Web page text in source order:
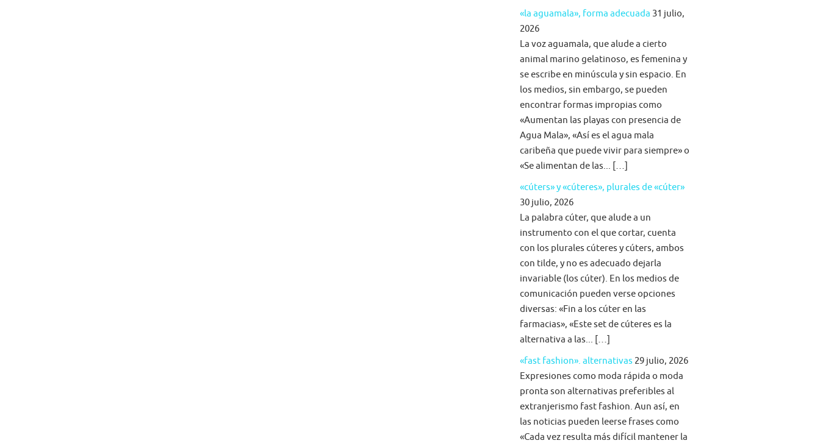
«la aguamala», forma adecuada 31 julio,
2026
La voz aguamala, que alude a cierto
animal marino gelatinoso, es femenina y
se escribe en minúscula y sin espacio. En
los medios, sin embargo, se pueden
encontrar formas impropias como
«Aumentan las playas con presencia de
Agua Mala», «Así es el agua mala
caribeña que puede vivir para siempre» o
«Se alimentan de las... […]
«cúters» y «cúteres», plurales de «cúter»
30 julio, 2026
La palabra cúter, que alude a un
instrumento con el que cortar, cuenta
con los plurales cúteres y cúters, ambos
con tilde, y no es adecuado dejarla
invariable (los cúter). En los medios de
comunicación pueden verse opciones
diversas: «Fin a los cúter en las
farmacias», «Este set de cúteres es la
alternativa a las... […]
«fast fashion». alternativas 29 julio, 2026
Expresiones como moda rápida o moda
pronta son alternativas preferibles al
extranjerismo fast fashion. Aun así, en
las noticias pueden leerse frases como
«Cada vez resulta más difícil mantener la